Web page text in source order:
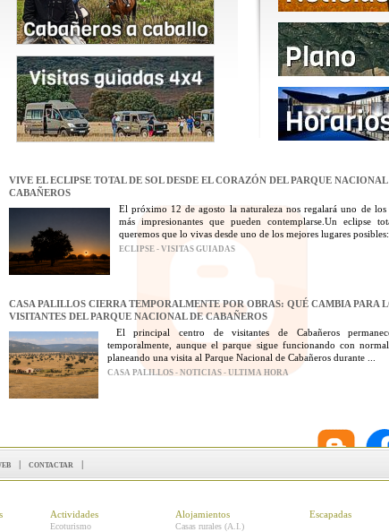
VIVE EL ECLIPSE TOTAL DE SOL DESDE EL CORAZÓN DEL PARQUE NACIONAL
CABAÑEROS
El próximo 12 de agosto la naturaleza nos regalará uno de los
más impresionantes que pueden contemplarse.Un eclipse
queremos que lo vivas desde uno de los mejores lugares posibles:
ECLIPSE - VISITAS GUIADAS
CASA PALILLOS CIERRA TEMPORALMENTE POR OBRAS: QUÉ CAMBIA PARA
VISITANTES DEL PARQUE NACIONAL DE CABAÑEROS
El principal centro de visitantes de Cabañeros
temporalmente, aunque el parque sigue funcionando con
planeando una visita al Parque Nacional de Cabañeros durante ...
CASA PALILLOS - NOTICIAS - ULTIMA HORA
| contactar |
Actividades
Ecoturismo
Alojamientos
Casas rurales (A.I.)
Escapadas